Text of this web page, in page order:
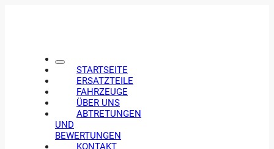
STARTSEITE
ERSATZTEILE
FAHRZEUGE
ÜBER UNS
ABTRETUNGEN
UND
BEWERTUNGEN
KONTAKT